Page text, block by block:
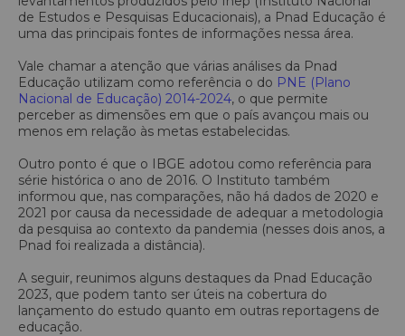
de Estudos e Pesquisas Educacionais), a Pnad Educação é
uma das principais fontes de informações nessa área.
Vale chamar a atenção que várias análises da Pnad
Educação utilizam como referência o do PNE (Plano
Nacional de Educação) 2014-2024, o que permite
perceber as dimensões em que o país avançou mais ou
menos em relação às metas estabelecidas.
Outro ponto é que o IBGE adotou como referência para
série histórica o ano de 2016. O Instituto também
informou que, nas comparações, não há dados de 2020 e
2021 por causa da necessidade de adequar a metodologia
da pesquisa ao contexto da pandemia (nesses dois anos, a
Pnad foi realizada a distância).
A seguir, reunimos alguns destaques da Pnad Educação
2023, que podem tanto ser úteis na cobertura do
lançamento do estudo quanto em outras reportagens de
educação.